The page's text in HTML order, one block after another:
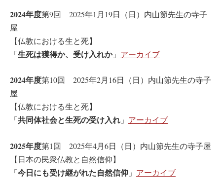
2024年度第9回 2025年1月19日（日）内山節先生の寺子
屋
【仏教における生と死】
「生死は獲得か、受け入れか」 アーカイブ
2024年度第10回 2025年2月16日（日）内山節先生の寺子
屋
【仏教における生と死】
「共同体社会と生死の受け入れ 」 アーカイブ
2025年度第1回 2025年4月6日（日）内山節先生の寺子屋
【日本の民衆仏教と自然信仰】
「今日にも受け継がれた自然信仰 」 アーカイブ